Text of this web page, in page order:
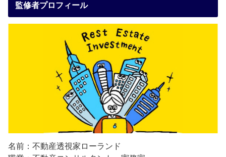
監修者プロフィール
名前：不動産透視家ローランド